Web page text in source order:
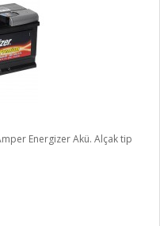
Energizer Akü. Alçak tip